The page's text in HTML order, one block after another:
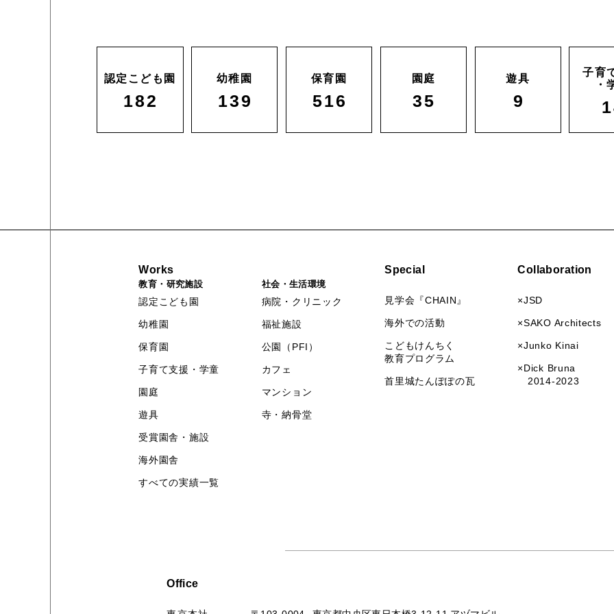
認定こども園
182
幼稚園
139
保育園
516
園庭
35
遊具
9
子育
・
Works
教育・研究施設
認定こども園
幼稚園
保育園
子育て支援・学童
園庭
遊具
受賞園舎・施設
海外園舎
すべての実績一覧
社会・生活環境
病院・クリニック
福祉施設
公園（PFI）
カフェ
マンション
寺・納骨堂
Special
見学会『CHAIN』
海外での活動
こどもけんちく
教育プログラム
首里城たんぽぽの瓦
Collaboration
×JSD
×SAKO Architects
×Junko Kinai
×Dick Bruna
2014-2023
Office